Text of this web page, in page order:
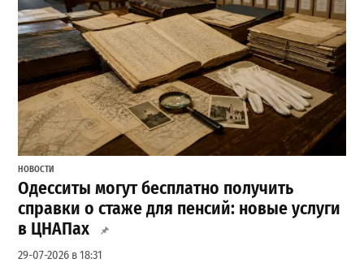
НОВОСТИ
Одесситы могут бесплатно получить
справки о стаже для пенсий: новые услуги
в ЦНАПах
29-07-2026 в 18:31